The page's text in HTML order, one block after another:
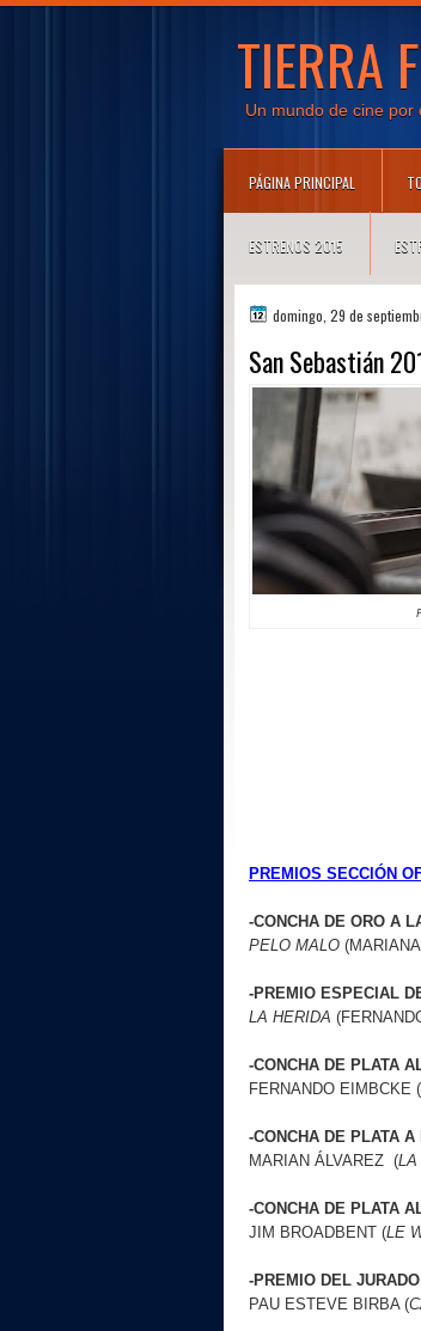
TIERRA
Un mundo de cine por
PÁGINA PRINCIPAL
ESTRENOS 2015
domingo, 29 de
San Sebastián
PREMIOS SECCIÓN
-CONCHA DE ORO A
PELO MALO (
-PREMIO ESPECIAL
LA HERIDA (
-CONCHA DE PLATA
FERNANDO EIMBCKE (
-CONCHA DE PLATA
MARIAN ÁLVAREZ (LA
-CONCHA DE PLATA
JIM BROADBENT (LE
-PREMIO DEL
PAU ESTEVE BIRBA (